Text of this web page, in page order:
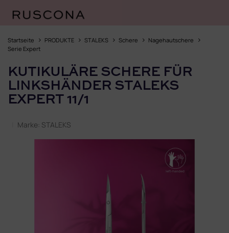
Inhalt
springen
Startseite PRODUKTE STALEKS Schere
Nagehautschere
Serie Expert
KUTIKULÄRE SCHERE FÜR
LINKSHÄNDER STALEKS
EXPERT 11/1
Marke: STALEKS